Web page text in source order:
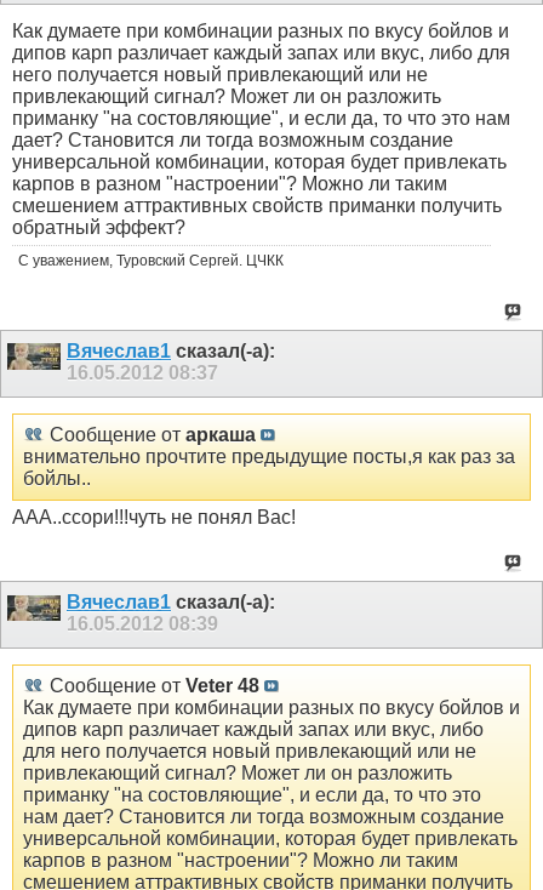
Как думаете при комбинации разных по вкусу бойлов и
дипов карп различает каждый запах или вкус, либо для
него получается новый привлекающий или не
привлекающий сигнал? Может ли он разложить
приманку "на состовляющие", и если да, то что это нам
дает? Становится ли тогда возможным создание
универсальной комбинации, которая будет привлекать
карпов в разном "настроении"? Можно ли таким
смешением аттрактивных свойств приманки получить
обратный эффект?
С уважением, Туровский Сергей. ЦЧКК
Вячеслав1 сказал(-а):
16.05.2012 08:37
Сообщение от аркаша
внимательно прочтите предыдущие посты,я как раз за
бойлы..
ААА..ссори!!!чуть не понял Вас!
Вячеслав1 сказал(-а):
16.05.2012 08:39
Сообщение от Veter 48
Как думаете при комбинации разных по вкусу бойлов и
дипов карп различает каждый запах или вкус, либо
для него получается новый привлекающий или не
привлекающий сигнал? Может ли он разложить
приманку "на состовляющие", и если да, то что это
нам дает? Становится ли тогда возможным создание
универсальной комбинации, которая будет привлекать
карпов в разном "настроении"? Можно ли таким
смешением аттрактивных свойств приманки получить